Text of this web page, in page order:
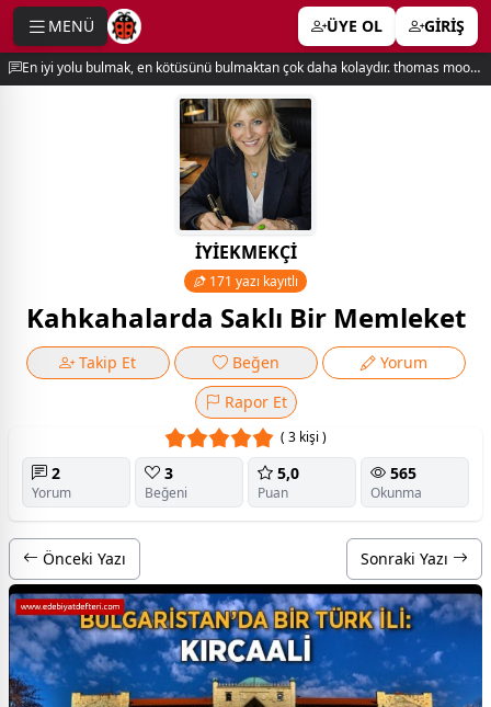
MENÜ ÜYE OL GİRİŞ
En iyi yolu bulmak, en kötüsünü bulmaktan çok daha kolaydır. thomas moore
İYİEKMEKÇİ
171 yazı kayıtlı
Kahkahalarda Saklı Bir Memleket
Takip Et Beğen
Yorum
Rapor Et
( 3 kişi )
2
Yorum
3
Beğeni
5,0
Puan
565
Okunma
Önceki Yazı Sonraki Yazı
menu